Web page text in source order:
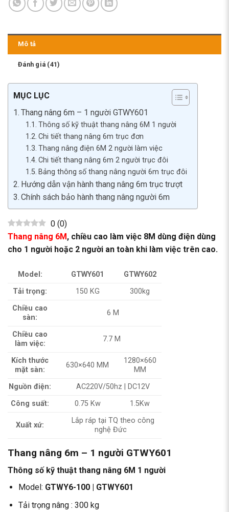
Mô tả
Đánh giá (41)
MỤC LỤC
Thang nâng 6m – 1 người GTWY601
Thông số kỹ thuật thang nâng 6M 1 người
Chi tiết thang nâng 6m trục đơn
Thang nâng điện 6M 2 người làm việc
Chi tiết thang nâng 6m 2 người trục đôi
Bảng thông số thang nâng người 6m trục đôi
Hướng dẫn vận hành thang nâng 6m trục trượt
Chính sách bảo hành thang nâng người 6m
0 (0)
Thang nâng 6M, chiều cao làm việc 8M dùng điện dùng
cho 1 người hoặc 2 người an toàn khi làm việc trên cao.
Model: GTWY601
GTWY602
Tải trọng:
150 KG
300kg
Chiều cao
sàn:
6 M
Chiều cao
làm việc:
7.7 M
Kích thước
mặt sàn:
630×640 MM
1280×660
MM
Nguồn điện:
AC220V/50hz | DC12V
Công suất:
0.75 Kw 1.5Kw
Xuất xứ:
Lắp ráp tại TQ theo công
nghệ Đức
Thang nâng 6m – 1 người GTWY601
Thông số kỹ thuật thang nâng 6M 1 người
Model: GTWY6-100 | GTWY601
Tải trọng nâng : 300 kg